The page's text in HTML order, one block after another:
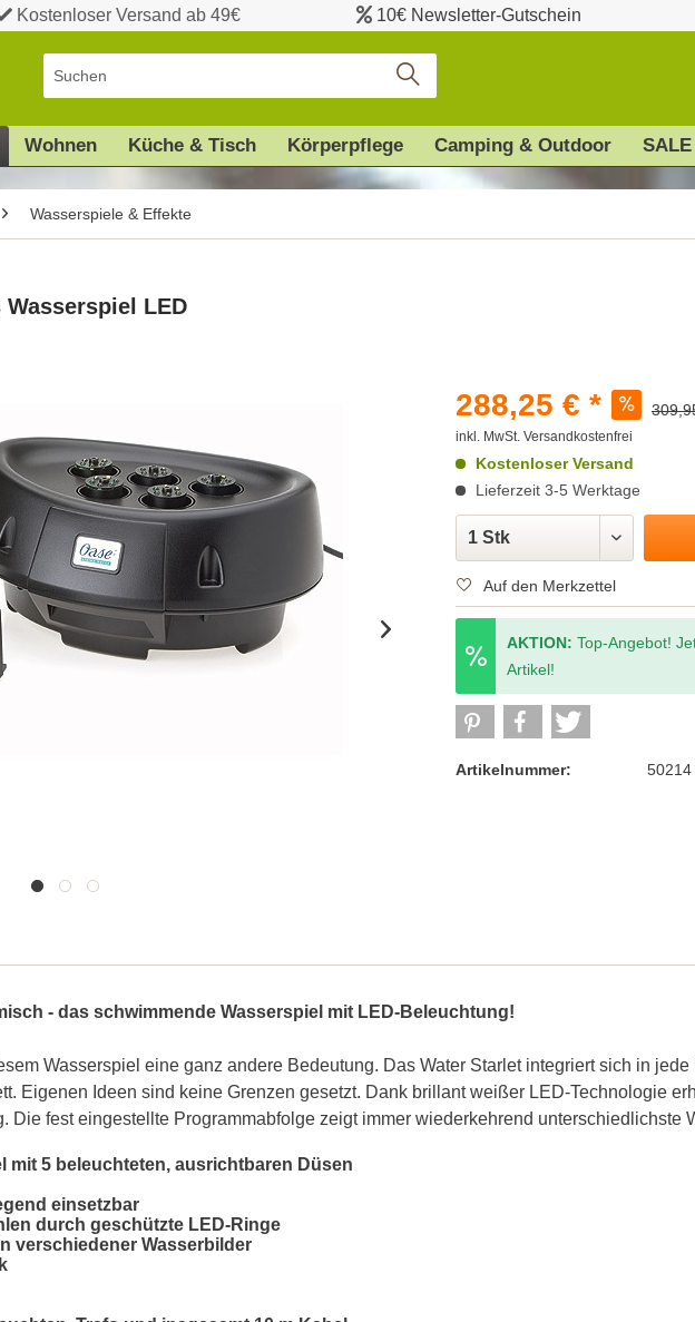
Kostenloser Versand ab 49€ 10€ Newsletter-Gutschein
Wohnen Küche & Tisch Körperpflege Camping & Outdoor SALE
Wasserspiele & Effekte
LED
288,25 € *
inkl. MwSt. Versandkostenfrei
Kostenloser Versand
Lieferzeit 3-5 Werktage
Auf den Merkzettel
AKTION:Top-Angebot!
Artikel!
Artikelnummer: 50214
- das schwimmende Wasserspiel mit LED-Beleuchtung!
Wasserspiel eine ganz andere Bedeutung. Das Water Starlet integriert sich in
Eigenen Ideen sind keine Grenzen gesetzt. Dank brillant weißer LED-Technologie
fest eingestellte Programmabfolge zeigt immer wiederkehrend unterschiedlichste
mit 5 beleuchteten, ausrichtbaren Düsen
einsetzbar
durch geschützte LED-Ringe
verschiedener Wasserbilder